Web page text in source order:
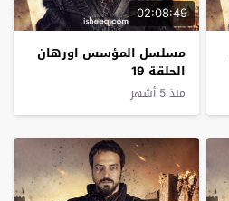
02:08:49
مسلسل المؤسس اورهان
الحلقة 19
منذ 5 أشهر